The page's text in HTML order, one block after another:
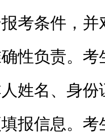
考条件，
性负责。
姓名、身
报信息。